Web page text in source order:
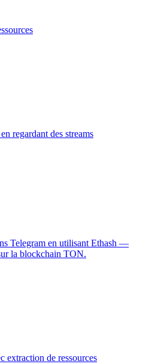
regardant des streams
Telegram en utilisant Ethash —
la blockchain TON.
extraction de ressources